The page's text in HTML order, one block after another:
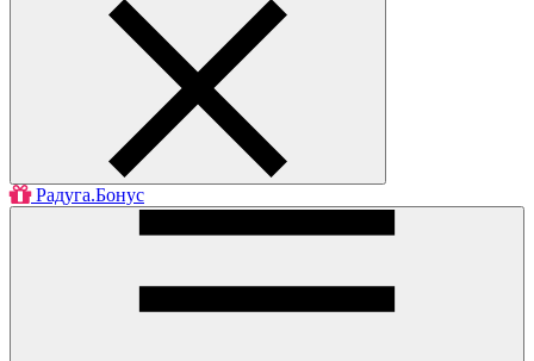
Радуга.Бонус